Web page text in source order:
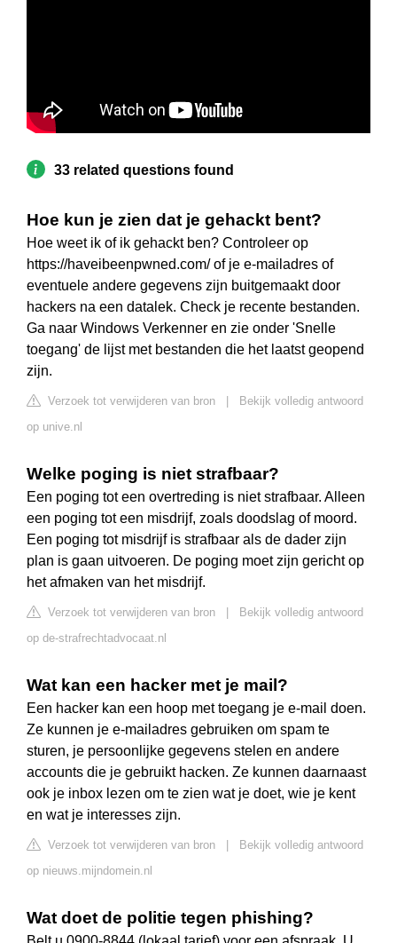
33 related questions found
Hoe kun je zien dat je gehackt bent?
Hoe weet ik of ik gehackt ben? Controleer op
https://haveibeenpwned.com/ of je e-mailadres of
eventuele andere gegevens zijn buitgemaakt door
hackers na een datalek. Check je recente bestanden.
Ga naar Windows Verkenner en zie onder 'Snelle
toegang' de lijst met bestanden die het laatst geopend
zijn.
Verzoek tot verwijderen van bron
Bekijk volledig antwoord
op unive.nl
Welke poging is niet strafbaar?
Een poging tot een overtreding is niet strafbaar. Alleen
een poging tot een misdrijf, zoals doodslag of moord.
Een poging tot misdrijf is strafbaar als de dader zijn
plan is gaan uitvoeren. De poging moet zijn gericht op
het afmaken van het misdrijf.
Verzoek tot verwijderen van bron
Bekijk volledig antwoord
op de-strafrechtadvocaat.nl
Wat kan een hacker met je mail?
Een hacker kan een hoop met toegang je e-mail doen.
Ze kunnen je e-mailadres gebruiken om spam te
sturen, je persoonlijke gegevens stelen en andere
accounts die je gebruikt hacken. Ze kunnen daarnaast
ook je inbox lezen om te zien wat je doet, wie je kent
en wat je interesses zijn.
Verzoek tot verwijderen van bron
Bekijk volledig antwoord
op nieuws.mijndomein.nl
Wat doet de politie tegen phishing?